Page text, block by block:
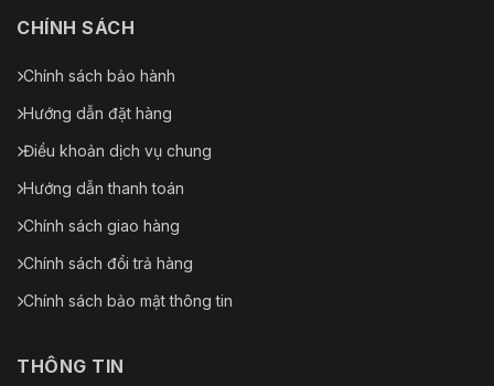
CHÍNH SÁCH
Chính sách bảo hành
Hướng dẫn đặt hàng
Điều khoản dịch vụ chung
Hướng dẫn thanh toán
Chính sách giao hàng
Chính sách đổi trả hàng
Chính sách bảo mật thông tin
THÔNG TIN